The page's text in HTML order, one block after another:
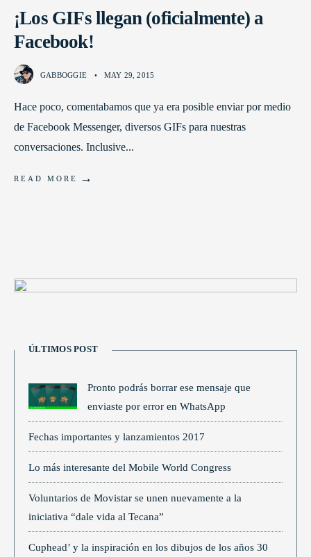
¡Los GIFs llegan (oficialmente) a
Facebook!
GABBOGGIE • MAY 29, 2015
Hace poco, comentabamos que ya era posible enviar por medio
de Facebook Messenger, diversos GIFs para nuestras
conversaciones. Inclusive...
READ MORE →
ÚLTIMOS POST
Pronto podrás borrar ese mensaje que
enviaste por error en WhatsApp
Fechas importantes y lanzamientos 2017
Lo más interesante del Mobile World Congress
Voluntarios de Movistar se unen nuevamente a la
iniciativa “dale vida al Tecana”
Cuphead’ y la inspiración en los dibujos de los años 30